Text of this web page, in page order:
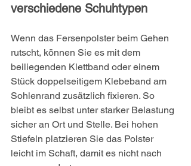
verschiedene Schuhtypen
Wenn das Fersenpolster beim Gehen
rutscht, können Sie es mit dem
beiliegenden Klettband oder einem
Stück doppelseitigem Klebeband am
Sohlenrand zusätzlich fixieren. So
bleibt es selbst unter starker Belastung
sicher an Ort und Stelle. Bei hohen
Stiefeln platzieren Sie das Polster
leicht im Schaft, damit es nicht nach